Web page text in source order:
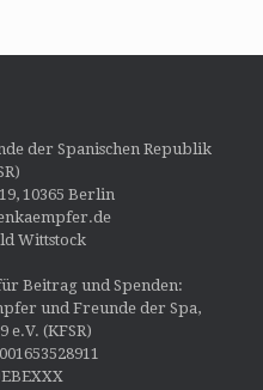
der Spanischen Republik
10365 Berlin
Wittstock
Beitrag und Spenden:
und Freunde der Spa,
e.V. (KFSR)